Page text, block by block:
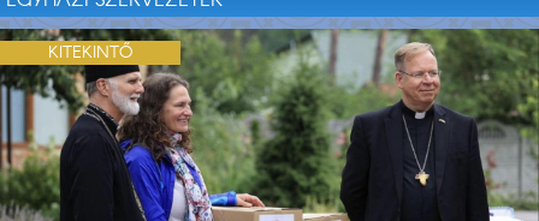
KITEKINTŐ